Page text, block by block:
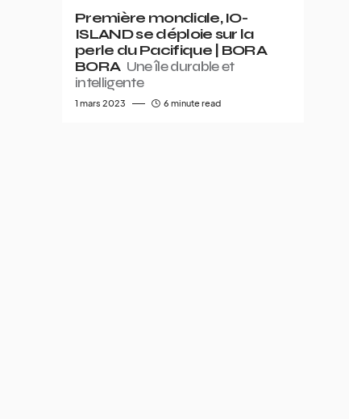
Première mondiale, IO-
ISLAND se déploie sur la
perle du Pacifique | BORA
BORA Une île durable et
intelligente
1 mars 2023 6 minute read